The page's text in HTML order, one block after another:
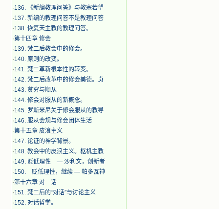
·136. 《新编教理问答》与教宗若望
·137. 新编的教理问答不是教理问答
·138. 恢复天主教的教理问答。
·第十四章 修会
·139. 梵二后教会中的修会。
·140. 原则的改变。
·141. 梵二革新根本性的转变。
·142. 梵二后改革中的修会美德。贞
·143. 贫穷与顺从
·144. 修会对服从的新概念。
·145. 罗斯米尼关于修会服从的教导
·146. 服从会规与修会团体生活
·第十五章 皮浪主义
·147. 论证的神学背景。
·148. 教会中的皮浪主义。枢机主教
·149. 贬低理性 — 沙利文，创新者
·150. 贬低理性，继续 — 帕多瓦神
·第十六章 对 话
·151. 梵二后的“对话”与讨论主义
·152. 对话哲学。